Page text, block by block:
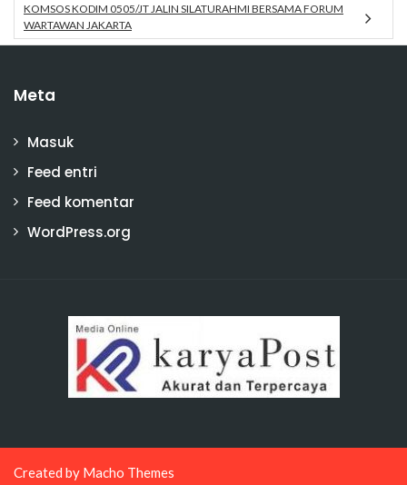
KOMSOS KODIM 0505/JT JALIN SILATURAHMI BERSAMA FORUM
WARTAWAN JAKARTA
Meta
Masuk
Feed entri
Feed komentar
WordPress.org
Created by Macho Themes